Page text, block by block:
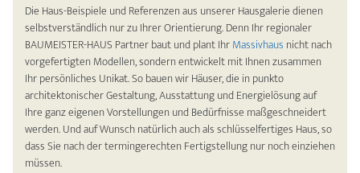
Die Haus-Beispiele und Referenzen aus unserer Hausgalerie dienen
selbstverständlich nur zu Ihrer Orientierung. Denn Ihr regionaler
BAUMEISTER-HAUS Partner baut und plant IhrMassivhaus nicht nach
vorgefertigten Modellen, sondern entwickelt mit Ihnen zusammen
Ihr persönliches Unikat. So bauen wir Häuser, die in punkto
architektonischer Gestaltung, Ausstattung und Energielösung auf
Ihre ganz eigenen Vorstellungen und Bedürfnisse maßgeschneidert
werden. Und auf Wunsch natürlich auch als schlüsselfertiges Haus, so
dass Sie nach der termingerechten Fertigstellung nur noch einziehen
müssen.